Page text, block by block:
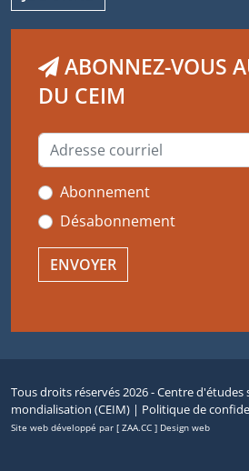
ABONNEZ-VOUS
DU CEIM
Abonnement
Désabonnement
Tous droits réservés 2026 - Centre
mondialisation (CEIM) | Politique de
Site web développé par [ ZAA.CC ] Design web